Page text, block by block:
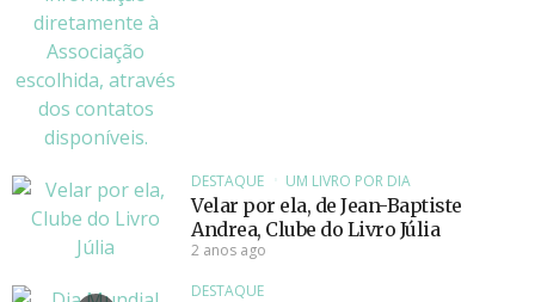
DESTAQUE UM LIVRO POR DIA
Velar por ela, de Jean-Baptiste
Andrea, Clube do Livro Júlia
2 anos ago
DESTAQUE